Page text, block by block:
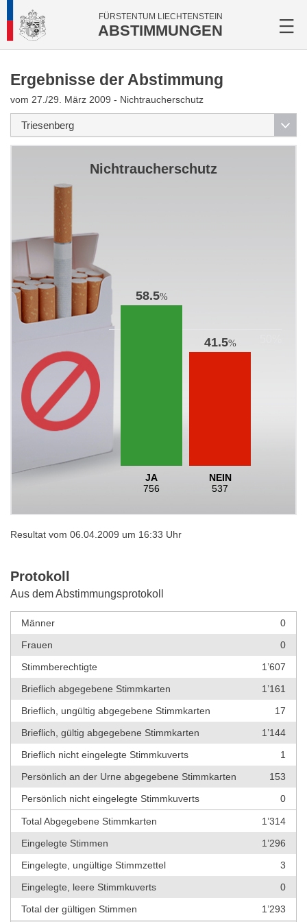
FÜRSTENTUM LIECHTENSTEIN
ABSTIMMUNGEN
Ergebnisse der Abstimmung
vom 27./29. März 2009 - Nichtraucherschutz
Nichtraucherschutz
58.5%
JA
756
41.5%
NEIN
537
Resultat vom 06.04.2009 um 16:33 Uhr
Protokoll
Aus dem Abstimmungsprotokoll
Männer
0
Frauen
0
Stimmberechtigte
1’607
Brieflich abgegebene Stimmkarten
1’161
Brieflich, ungültig abgegebene Stimmkarten
17
Brieflich, gültig abgegebene Stimmkarten
1’144
Brieflich nicht eingelegte Stimmkuverts
1
Persönlich an der Urne abgegebene Stimmkarten
153
Persönlich nicht eingelegte Stimmkuverts
0
Total Abgegebene Stimmkarten
1’314
Eingelegte Stimmen
1’296
Eingelegte, ungültige Stimmzettel
3
Eingelegte, leere Stimmkuverts
0
Total der gültigen Stimmen
1’293